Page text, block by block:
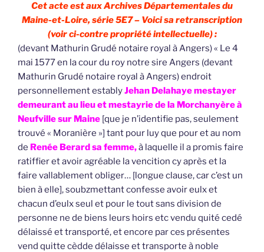
Cet acte est aux Archives Départementales du
Maine-et-Loire, série 5E7 – Voici sa retranscription
(voir ci-contre propriété intellectuelle) :
(devant Mathurin Grudé notaire royal à Angers) « Le 4
mai 1577 en la cour du roy notre sire Angers (devant
Mathurin Grudé notaire royal à Angers) endroit
personnellement establyJehan Delahaye mestayer
demeurant au lieu et mestayrie de la Morchanyère à
Neufville sur Maine [que je n’identifie pas, seulement
trouvé « Moranière »] tant pour luy que pour et au nom
de Renée Berard sa femme,à laquelle il a promis faire
ratiffier et avoir agréable la vencition cy après et la
faire vallablement obliger… [longue clause, car c’est un
bien à elle], soubzmettant confesse avoir eulx et
chacun d’eulx seul et pour le tout sans division de
personne ne de biens leurs hoirs etc vendu quité cedé
délaissé et transporté, et encore par ces présentes
vend quitte cèdde délaisse et transporte à noble